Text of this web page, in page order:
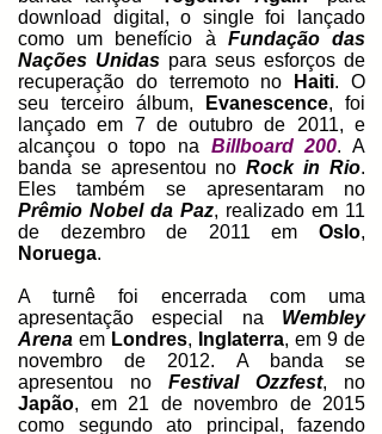
download digital, o single foi lançado
como um benefício à Fundação das
Nações Unidas para seus esforços de
recuperação do terremoto no
Haiti.O
seu terceiro álbum,
Evanescence,
foi
lançado em 7 de outubro de 2011, e
alcançou o topo na Billboard 200. A
banda se apresentou noRock in Rio.
Eles também se apresentaram no
Prêmio Nobel da Paz, realizado em 11
de dezembro de 2011 em Oslo,
Noruega.
A turnê foi encerrada com uma
apresentação especial na Wembley
Arena em Londres, Inglaterra, em 9 de
novembro de 2012. A banda se
apresentou no Festival Ozzfest, no
Japão, em 21 de novembro de 2015
como segundo ato principal, fazendo